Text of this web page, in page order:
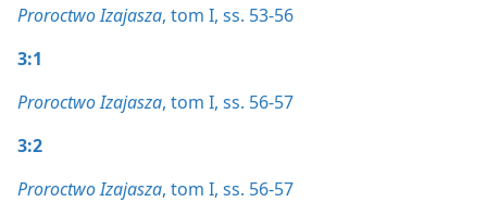
Proroctwo Izajasza, tom I, ss. 53-56
3:1
Proroctwo Izajasza, tom I, ss. 56-57
3:2
Proroctwo Izajasza, tom I, ss. 56-57